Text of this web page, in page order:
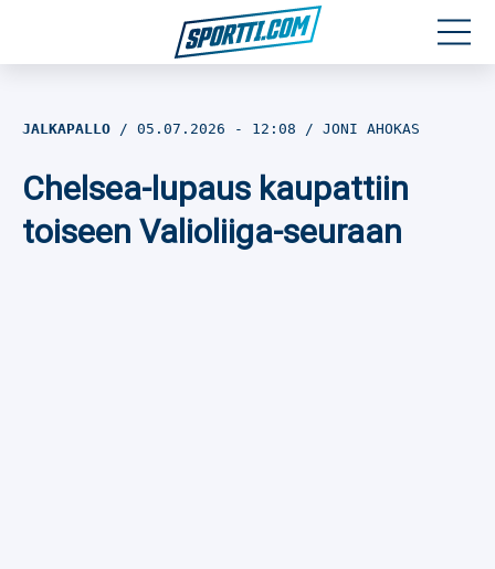
Jalkapallo
JALKAPALLO 05.07.2026 - 12:08 JONI AHOKAS
Chelsea-lupaus kaupattiin
toiseen Valioliiga-seuraan